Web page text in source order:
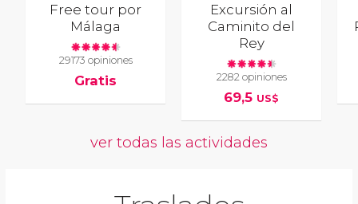
Free tour por
Málaga
29173 opiniones
Gratis
Excursión al
Caminito del
Rey
2282 opiniones
69,5 US$
ver todas las actividades